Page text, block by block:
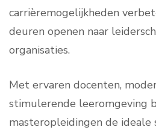
carrièremogelijkheden
deuren openen naar
organisaties.
Met ervaren docenten,
stimulerende leeromgeving
masteropleidingen de ideale